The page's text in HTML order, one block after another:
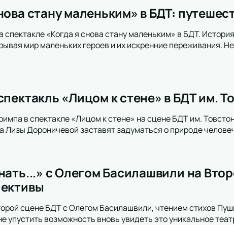
стану маленьким» в БДТ:
спектакле «Когда я снова стану маленьким» в БДТ.
мир маленьких героев и их искренние переживания.
«Лицом к стене» в БДТ им.
в спектакле «Лицом к стене» на сцене БДТ им.
Лизы Дороничевой заставят задуматься о природе
с Олегом Басилашвили на
сцене БДТ с Олегом Басилашвили, чтением стихов
упустить возможность вновь увидеть это уникальное